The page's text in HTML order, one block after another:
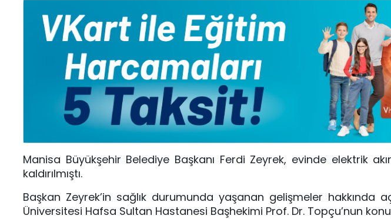
Manisa Büyükşehir Belediye Başkanı Ferdi Zeyrek, evinde elektrik
kaldırılmıştı.
Başkan Zeyrek’in sağlık durumunda yaşanan gelişmeler hakkında
Üniversitesi Hafsa Sultan Hastanesi Başhekimi Prof. Dr. Topçu’nun